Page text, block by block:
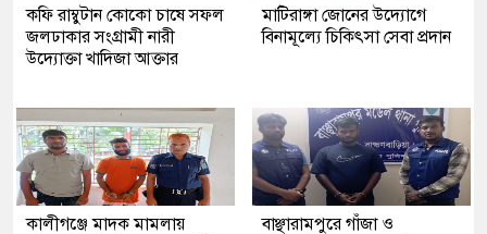
কফি রাম্বুটান কোকো চাষে সফল
জলঢাকার সংগ্রামী নারী
উদ্যোক্তা খাদিজা আক্তার
মাটিরাঙ্গা জোনের উদ্যোগে
বিনামূল্যে চিকিৎসা সেবা প্রদান
কালীগঞ্জে মাদক মামলায়
বাঞ্ছারামপুরে গাঁজা ও